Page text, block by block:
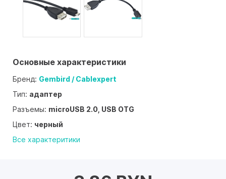
Основные характеристики
Бренд: Gembird / Cablexpert
Тип: адаптер
Разъемы: microUSB 2.0, USB OTG
Цвет: черный
Все характеритики